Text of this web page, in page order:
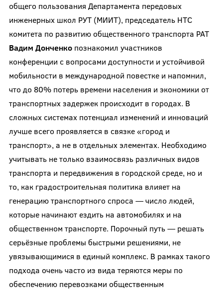
общего пользования Департамента передовых
инженерных школ РУТ (МИИТ), председатель НТС
комитета по развитию общественного транспорта РАТ
Вадим Донченкопознакомил участников
конференции с вопросами доступности и устойчивой
мобильности в международной повестке и напомнил,
что до 80% потерь времени населения и экономики от
транспортных задержек происходит в городах. В
сложных системах потенциал изменений и инноваций
лучше всего проявляется в связке «город и
транспорт», а не в отдельных элементах. Необходимо
учитывать не только взаимосвязь различных видов
транспорта и передвижения в городской среде, но и
то, как градостроительная политика влияет на
генерацию транспортного спроса — число людей,
которые начинают ездить на автомобилях и на
общественном транспорте. Порочный путь — решать
серьёзные проблемы быстрыми решениями, не
увязывающимися в единый комплекс. В рамках такого
подхода очень часто из вида теряются меры по
обеспечению перевозками общественным